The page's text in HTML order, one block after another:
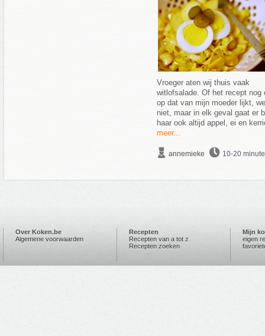
Vroeger aten wij thuis vaak
witlofsalade. Of het recept nog
op dat van mijn moeder lijkt,
niet, maar in elk geval gaat er
haar ook altijd appel, ei en
meer...
annemieke 10-20
Over Koken.be
Algemene voorwaarden
Recepten
Recepten van a tot z
Recepten zoeken
Mijn
eigen